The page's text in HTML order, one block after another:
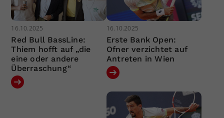
16.10.2025
Red Bull BassLine:
Thiem hofft auf „die
eine oder andere
Überraschung“
16.10.2025
Erste Bank Open:
Ofner verzichtet auf
Antreten in Wien